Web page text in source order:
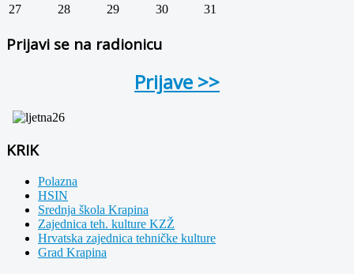
27
28 29 30 31
Prijavi se na radionicu
Prijave >>
KRIK
Polazna
HSIN
Srednja škola Krapina
Zajednica teh. kulture KZŽ
Hrvatska zajednica tehničke kulture
Grad Krapina